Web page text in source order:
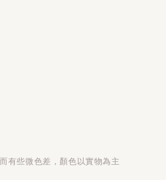
有些微色差，顏色以實物為主